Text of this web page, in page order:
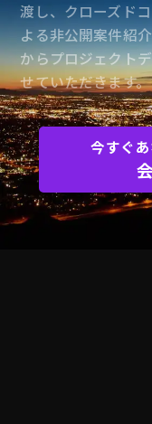
渡し、クローズド
よる非公開案件紹
からプロジェクト
せていただきます。
今すぐ